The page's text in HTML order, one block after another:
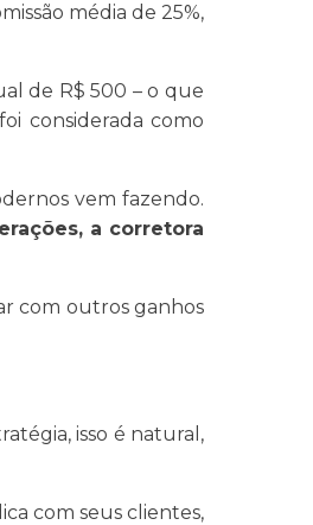
média de 25%,
de R$ 500 – o que
considerada como
vem fazendo.
a corretora
com outros ganhos
isso é natural,
com seus clientes,